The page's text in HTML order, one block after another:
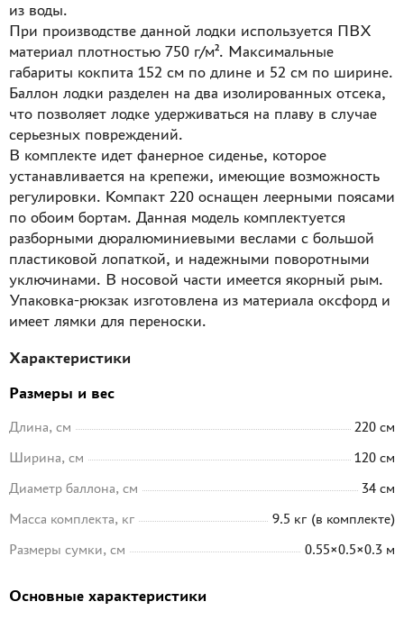
из воды.
При производстве данной лодки используется ПВХ
материал плотностью 750 г/м². Максимальные
габариты кокпита 152 см по длине и 52 см по ширине.
Баллон лодки разделен на два изолированных отсека,
что позволяет лодке удерживаться на плаву в случае
серьезных повреждений.
В комплекте идет фанерное сиденье, которое
устанавливается на крепежи, имеющие возможность
регулировки. Компакт 220 оснащен леерными поясами
по обоим бортам. Данная модель комплектуется
разборными дюралюминиевыми веслами с большой
пластиковой лопаткой, и надежными поворотными
уключинами. В носовой части имеется якорный рым.
Упаковка-рюкзак изготовлена из материала оксфорд и
имеет лямки для переноски.
Характеристики
Размеры и вес
Длина, см
220 см
Ширина, см
120 см
Диаметр баллона, см
34 см
Масса комплекта, кг
9.5 кг (в комплекте)
Размеры сумки, см
0.55×0.5×0.3 м
Основные характеристики